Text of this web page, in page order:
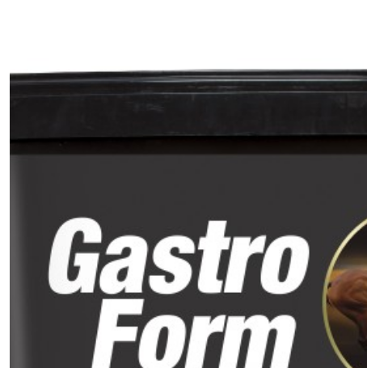
(2)
(1)
Sabots
(11)